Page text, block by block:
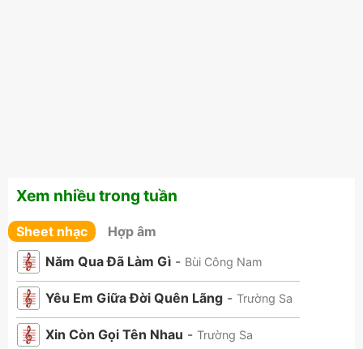
Xem nhiều trong tuần
Sheet nhạc
Hợp âm
Năm Qua Đã Làm Gì - Bùi Công Nam
Yêu Em Giữa Đời Quên Lãng - Trường Sa
Xin Còn Gọi Tên Nhau - Trường Sa